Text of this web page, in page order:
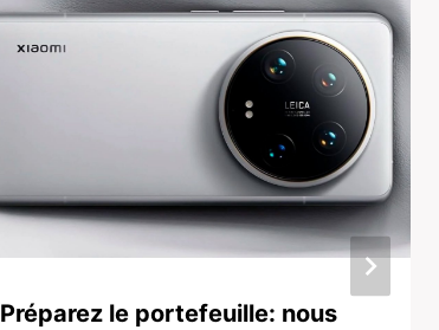
Préparez le portefeuille: nous